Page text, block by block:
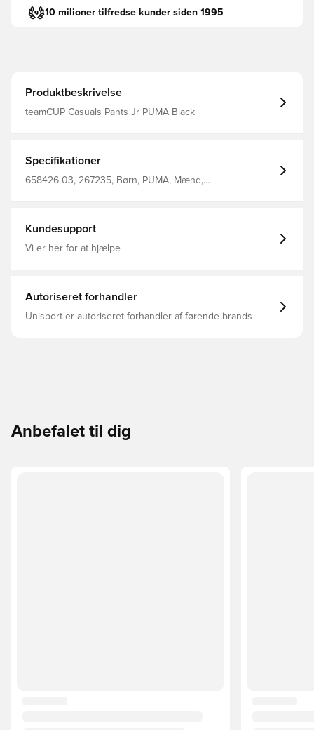
10 milioner tilfredse kunder siden 1995
Produktbeskrivelse
teamCUP Casuals Pants Jr PUMA Black
Specifikationer
658426 03, 267235, Børn, PUMA, Mænd,
Kundesupport
Vi er her for at hjælpe
Autoriseret forhandler
Unisport er autoriseret forhandler af førende brands
Anbefalet til dig